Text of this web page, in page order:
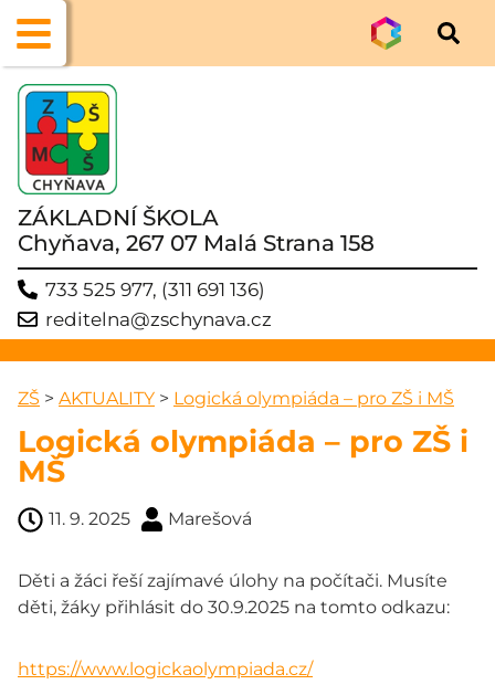
ZÁKLADNÍ ŠKOLA
Chyňava, 267 07 Malá Strana 158
733 525 977, (311 691 136)
reditelna@zschynava.cz
ZŠ > AKTUALITY > Logická olympiáda – pro ZŠ i MŠ
Logická olympiáda – pro ZŠ i
MŠ
11. 9. 2025 Marešová
Děti a žáci řeší zajímavé úlohy na počítači. Musíte
děti, žáky přihlásit do 30.9.2025 na tomto odkazu:
https://www.logickaolympiada.cz/